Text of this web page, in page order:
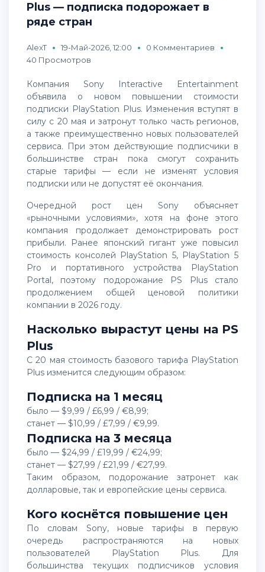
Plus — подписка подорожает в
ряде стран
AlexT 19-Май-2026, 12:00
0 Комментариев
40 Просмотров
Компания Sony Interactive Entertainment
объявила о новом повышении стоимости
подписки PlayStation Plus. Изменения вступят в
силу с 20 мая и затронут только часть регионов,
а также преимущественно новых пользователей
сервиса. При этом действующие подписчики в
большинстве стран пока смогут сохранить
старые тарифы — если не изменят условия
подписки или не допустят её окончания.
Очередной рост цен Sony объясняет
«рыночными условиями», хотя на фоне этого
компания продолжает демонстрировать рост
прибыли. Ранее японский гигант уже повысил
стоимость консолей PlayStation 5, PlayStation 5
Pro и портативного устройства PlayStation
Portal, поэтому подорожание PS Plus стало
продолжением общей ценовой политики
компании в 2026 году.
Насколько вырастут цены на PS
Plus
С 20 мая стоимость базового тарифа PlayStation
Plus изменится следующим образом:
Подписка на 1 месяц
было — $9,99 / £6,99 / €8,99;
станет — $10,99 / £7,99 / €9,99.
Подписка на 3 месяца
было — $24,99 / £19,99 / €24,99;
станет — $27,99 / £21,99 / €27,99.
Таким образом, подорожание затронет как
долларовые, так и европейские цены сервиса.
Кого коснётся повышение цен
По словам Sony, новые тарифы в первую
очередь распространяются на новых
пользователей PlayStation Plus. Для
большинства текущих подписчиков условия